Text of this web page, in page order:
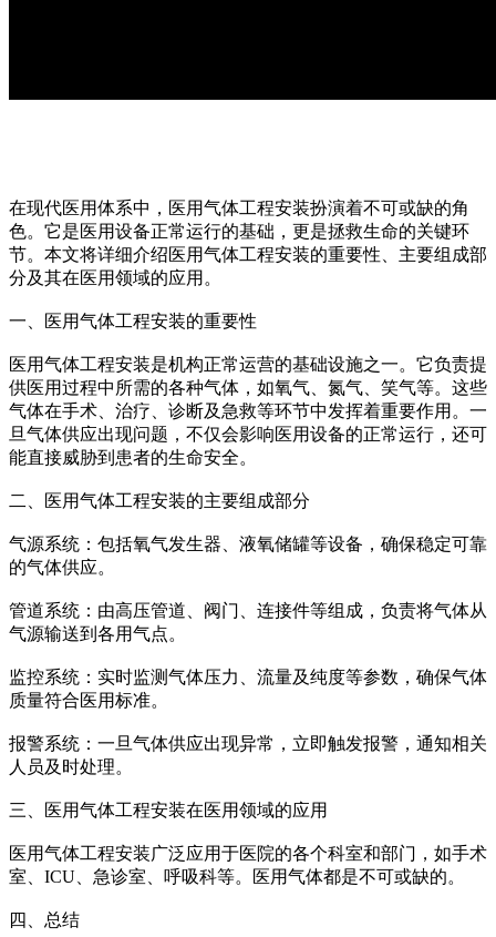
在现代医用体系中，医用气体工程安装扮演着不可或缺的角
色。它是医用设备正常运行的基础，更是拯救生命的关键环
节。本文将详细介绍医用气体工程安装的重要性、主要组成部
分及其在医用领域的应用。
一、医用气体工程安装的重要性
医用气体工程安装是机构正常运营的基础设施之一。它负责提
供医用过程中所需的各种气体，如氧气、氮气、笑气等。这些
气体在手术、治疗、诊断及急救等环节中发挥着重要作用。一
旦气体供应出现问题，不仅会影响医用设备的正常运行，还可
能直接威胁到患者的生命安全。
二、医用气体工程安装的主要组成部分
气源系统：包括氧气发生器、液氧储罐等设备，确保稳定可靠
的气体供应。
管道系统：由高压管道、阀门、连接件等组成，负责将气体从
气源输送到各用气点。
监控系统：实时监测气体压力、流量及纯度等参数，确保气体
质量符合医用标准。
报警系统：一旦气体供应出现异常，立即触发报警，通知相关
人员及时处理。
三、医用气体工程安装在医用领域的应用
医用气体工程安装广泛应用于医院的各个科室和部门，如手术
室、ICU、急诊室、呼吸科等。医用气体都是不可或缺的。
四、总结